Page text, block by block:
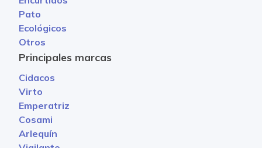
Pato
Ecológicos
Otros
Principales marcas
Cidacos
Virto
Emperatriz
Cosami
Arlequín